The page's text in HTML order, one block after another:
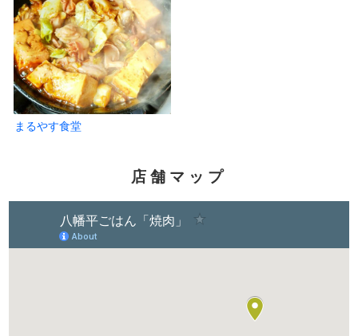
まるやす食堂
店舗マップ